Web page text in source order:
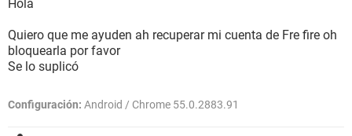
Hola
Quiero que me ayuden ah recuperar mi cuenta de Fre fire oh
bloquearla por favor
Se lo suplicó
Configuración: Android / Chrome 55.0.2883.91